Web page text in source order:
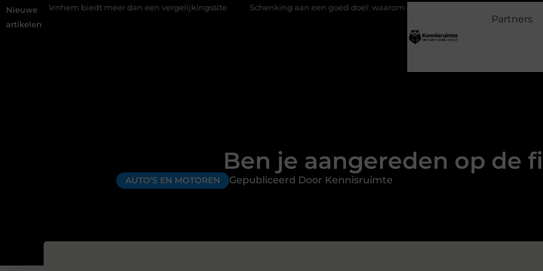
Nieuwe
artikelen
biedt meer dan een vergelijkingssite Schenking aan een goed doel: waarom geven belangrijk is en hoe het werkt
Partners
Ben je aangereden op de
AUTO’S EN MOTOREN Gepubliceerd Door Kennisruimte